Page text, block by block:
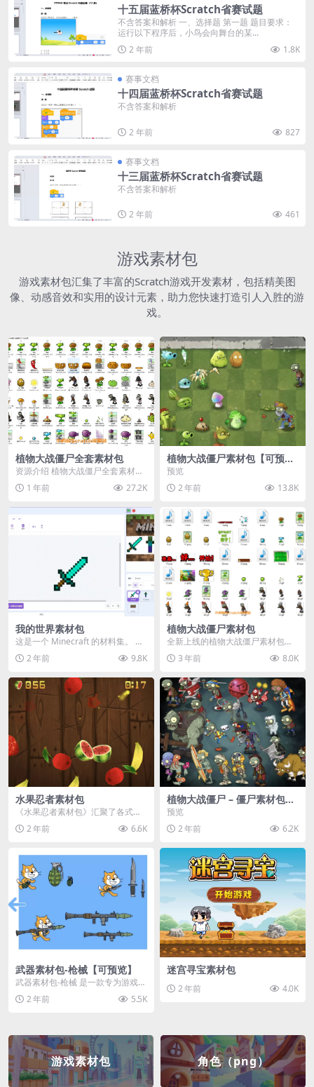
十五届蓝桥杯Scratch省赛试题
不含答案和解析 一、选择题 第一题 题目要求：
运行以下程序后，小鸟会向舞台的某...
2 年前
1.8K
赛事文档
十四届蓝桥杯Scratch省赛试题
不含答案和解析
2 年前 827
赛事文档
十三届蓝桥杯Scratch省赛试题
不含答案和解析
2 年前 461
游戏素材包
游戏素材包汇集了丰富的Scratch游戏开发素材，包括精美图
像、动感音效和实用的设计元素，助力您快速打造引人入胜的游
戏。
植物大战僵尸全套素材包
资源介绍 植物大战僵尸全套素材
包，包含227个丰富多样的素材，
涵盖角色、背景、动...
1 年前 27.2K
植物大战僵尸素材包【可预
览】
预览
2 年前
13.8K
我的世界素材包
这是一个 Minecraft 的材料集。 操
作方法如下： 工具 → 右箭头 怪物...
2 年前 9.8K
植物大战僵尸素材包
全新上线的植物大战僵尸素材包，
内含48个精选资源，涵盖角色、场
景、音效等多样内容...
3 年前 8.0K
水果忍者素材包
《水果忍者素材包》汇聚了各式鲜
美诱人的水果图像与清脆悦耳的切
割音效，专为追求极致...
2 年前 6.6K
植物大战僵尸 – 僵尸素材包
【可预览】
预览
2 年前
6.2K
武器素材包-枪械【可预览】
武器素材包-枪械 是一款专为游戏开
发者和创作者设计的素材包，包含
多种高质量的枪械...
2 年前 5.5K
迷宫寻宝素材包
2 年前 4.0K
游戏素材包 角色（png）